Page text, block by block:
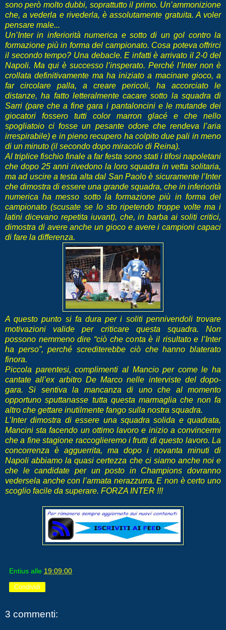
sono però molto dubbi, soprattutto il primo. Un’ammonizione
che, a vederla e rivederla, è assolutamente gratuita. A voler
pensare male...
Un’Inter in inferiorità numerica e sotto di un gol contro la
formazione più in forma del campionato. Cosa poteva offrirci
il secondo tempo? Una debacle. E infatti è arrivato il 2-0 del
Napoli. Ma qui è successo l’insperato. Perché l’Inter non è
crollata definitivamente ma ha iniziato a macinare gioco, a
far circolare palla, a creare pericoli, ha accorciato le
distanze, ha fatto letteralmente cacare sotto la squadra di
Sarri (pare che a fine gara i pantaloncini e le mutande dei
giocatori fossero tutti color marron glacé e che nello
spogliatoio ci fosse un pesante odore che rendeva l’aria
irrespirabile) e in pieno recupero ha colpito due pali in meno
di un minuto (il secondo dopo miracolo di Reina).
Al triplice fischio finale a far festa sono stati i tifosi napoletani
che dopo 25 anni rivedono la loro squadra in vetta solitaria,
ma ad uscire a testa alta dal San Paolo è sicuramente l’Inter
che dimostra di essere una grande squadra, che in inferiorità
numerica ha messo sotto la formazione più in forma del
campionato (scusate se lo sto ripetendo troppe volte ma i
latini dicevano repetita iuvant), che, in barba ai soliti critici,
dimostra di avere anche un gioco e avere i campioni capaci
di fare la differenza.
A questo punto si fa dura per i soliti pennivendoli trovare
motivazioni valide per criticare questa squadra. Non
possono nemmeno dire “ciò che conta è il risultato e l’Inter
ha perso”, perché screditerebbe ciò che hanno blaterato
finora.
Piccola parentesi, complimenti al Mancio per come le ha
cantate all’ex arbitro De Marco nelle interviste del dopo-
gara. Si sentiva la mancanza di uno che al momento
opportuno sputtanasse tutta questa marmaglia che non fa
altro che gettare inutilmente fango sulla nostra squadra.
L’Inter dimostra di essere una squadra solida e quadrata,
Mancini sta facendo un ottimo lavoro e inizio a convincermi
che a fine stagione raccoglieremo i frutti di questo lavoro. La
concorrenza è agguerrita, ma dopo i novanta minuti di
Napoli abbiamo la quasi certezza che ci siamo anche noi e
che le candidate per un posto in Champions dovranno
vedersela anche con l’armata nerazzurra. E non è certo uno
scoglio facile da superare. FORZA INTER !!!
Entius alle 19:09:00
Condividi
3 commenti: